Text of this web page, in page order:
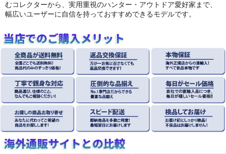
むコレクターから、実用重視のハンター・アウトドア愛好家まで、
幅広いユーザーに自信を持っておすすめできるモデルです。